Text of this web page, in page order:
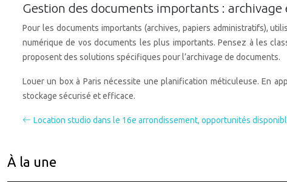
Gestion des documents importants : archivage
Pour les documents importants (archives, papiers administratifs),
numérique de vos documents les plus importants. Pensez à les
proposent des solutions spécifiques pour l’archivage de documents.
Louer un box à Paris nécessite une planification méticuleuse. En
stockage sécurisé et efficace.
Location studio dans le 16e arrondissement, opportunités
À la une